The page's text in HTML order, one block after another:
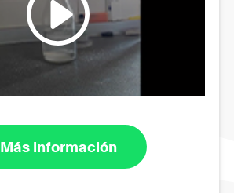
Más información